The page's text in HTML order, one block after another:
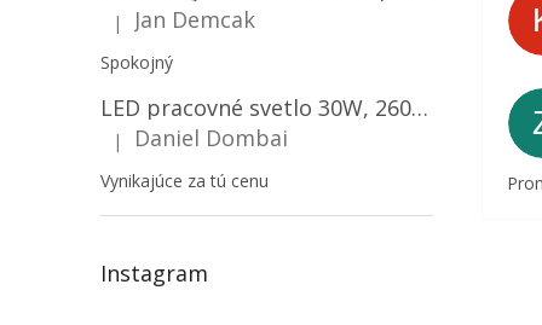
Hodnotenie produktu je 5 z 5 hviezdičiek.
| Jan Demcak
Spokojný
LED pracovné svetlo 30W, 2600LM, 12V/24V, IP67/2-PACK! [LB0087]
Hodnotenie produktu je 5 z 5 hviezdičiek.
| Daniel Dombai
Vynikajúce za tú cenu
Instagram